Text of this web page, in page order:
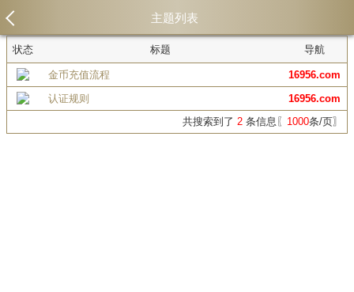
主题列表
状态 标题 导航
金币充值流程
16956.com
认证规则
16956.com
共搜索到了2 条信息〖 1000条/页〗